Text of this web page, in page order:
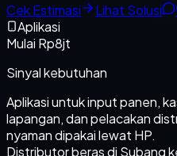
Cek Estimasi
Lihat Solusi
Aplikasi
Mulai Rp8jt
Sinyal kebutuhan
Aplikasi untuk input panen,
lapangan, dan pelacakan
nyaman dipakai lewat HP.
Distributor beras di Subang